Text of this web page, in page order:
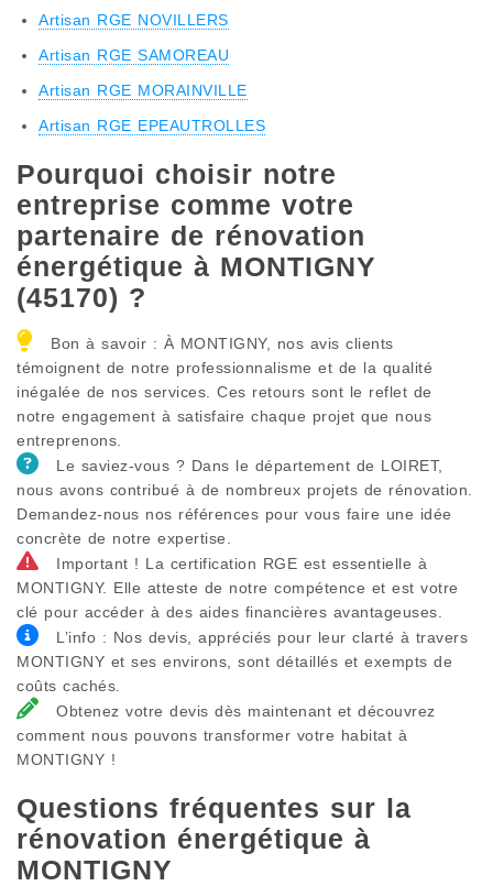
Artisan RGE NOVILLERS
Artisan RGE SAMOREAU
Artisan RGE MORAINVILLE
Artisan RGE EPEAUTROLLES
Pourquoi choisir notre
entreprise comme votre
partenaire de rénovation
énergétique à MONTIGNY
(45170) ?
Bon à savoir : À MONTIGNY, nos avis clients
témoignent de notre professionnalisme et de la qualité
inégalée de nos services. Ces retours sont le reflet de
notre engagement à satisfaire chaque projet que nous
entreprenons.
Le saviez-vous ? Dans le département de LOIRET,
nous avons contribué à de nombreux projets de rénovation.
Demandez-nous nos références pour vous faire une idée
concrète de notre expertise.
Important ! La certification RGE est essentielle à
MONTIGNY. Elle atteste de notre compétence et est votre
clé pour accéder à des aides financières avantageuses.
L’info : Nos devis, appréciés pour leur clarté à travers
MONTIGNY et ses environs, sont détaillés et exempts de
coûts cachés.
Obtenez votre devis dès maintenant et découvrez
comment nous pouvons transformer votre habitat à
MONTIGNY !
Questions fréquentes sur la
rénovation énergétique à
MONTIGNY